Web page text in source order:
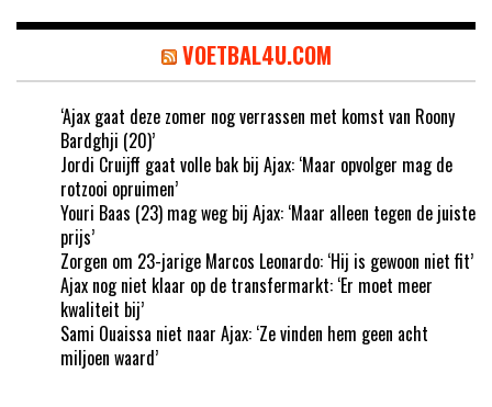
VOETBAL4U.COM
‘Ajax gaat deze zomer nog verrassen met komst van Roony
Bardghji (20)’
Jordi Cruijff gaat volle bak bij Ajax: ‘Maar opvolger mag de
rotzooi opruimen’
Youri Baas (23) mag weg bij Ajax: ‘Maar alleen tegen de juiste
prijs’
Zorgen om 23-jarige Marcos Leonardo: ‘Hij is gewoon niet fit’
Ajax nog niet klaar op de transfermarkt: ‘Er moet meer
kwaliteit bij’
Sami Ouaissa niet naar Ajax: ‘Ze vinden hem geen acht
miljoen waard’